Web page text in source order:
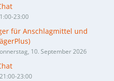
23:00
für Anschlagmittel und
10. September 2026
23:00